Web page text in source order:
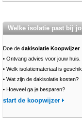
Welke isolatie past bij
Doe de dakisolatie Koopwijzer
• Ontvang advies voor jouw huis.
• Welk isolatiemateriaal is
• Wat zijn de dakisolatie kosten?
• Hoeveel ga je besparen?
start de koopwijzer